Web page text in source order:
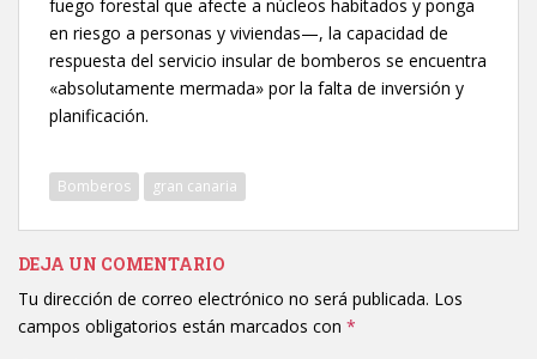
fuego forestal que afecte a núcleos habitados y ponga
en riesgo a personas y viviendas—, la capacidad de
respuesta del servicio insular de bomberos se encuentra
«absolutamente mermada» por la falta de inversión y
planificación.
Bomberos gran canaria
DEJA UN COMENTARIO
Tu dirección de correo electrónico no será publicada. Los
campos obligatorios están marcados con *